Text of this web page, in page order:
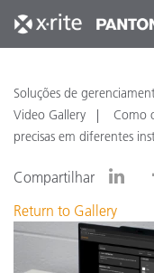
Soluções de
Video Gallery
Como
precisas em diferentes
Compartilhar
Return to Gallery